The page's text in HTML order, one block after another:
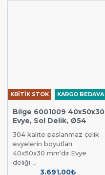
KARGO BEDAVA
KRİTİK STOK
Bilge 6001009 40x50x30
Evye, Sol Delik, Ø54
304 kalite paslanmaz çelik
evyelerin boyutları
40x50x30 mm'dir.Evye
deliği ...
3.691,00₺